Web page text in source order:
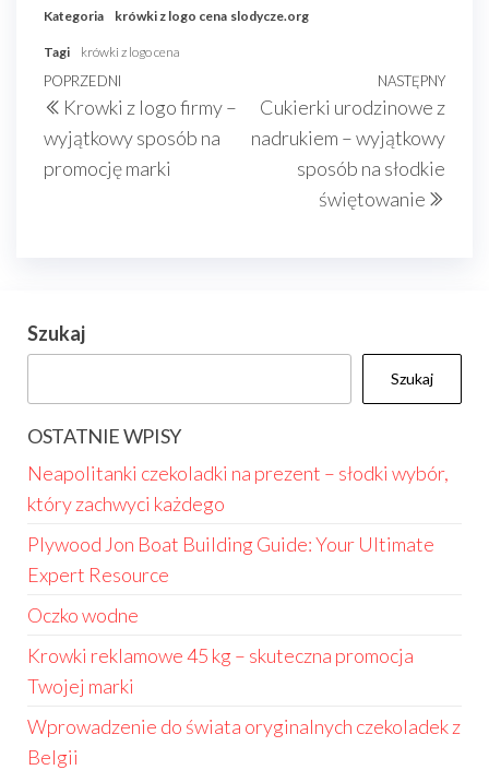
Kategoria krówki z logo cena slodycze.org
Tagi krówki z logo cena
Nawigacja
wpisu
Poprzedni
wpis
POPRZEDNI
Krowki z logo firmy –
wyjątkowy sposób na
promocję marki
wpis
NASTĘPNY
Cukierki urodzinowe z
nadrukiem – wyjątkowy
sposób na słodkie
świętowanie
Szukaj
Szukaj
OSTATNIE WPISY
Neapolitanki czekoladki na prezent – słodki wybór,
który zachwyci każdego
Plywood Jon Boat Building Guide: Your Ultimate
Expert Resource
Oczko wodne
Krowki reklamowe 45 kg – skuteczna promocja
Twojej marki
Wprowadzenie do świata oryginalnych czekoladek z
Belgii